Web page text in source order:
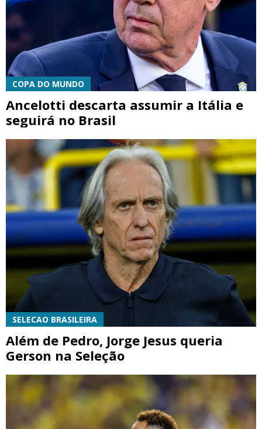
COPA DO MUNDO
Ancelotti descarta assumir a Itália e
seguirá no Brasil
SELECAO BRASILEIRA
Além de Pedro, Jorge Jesus queria
Gerson na Seleção